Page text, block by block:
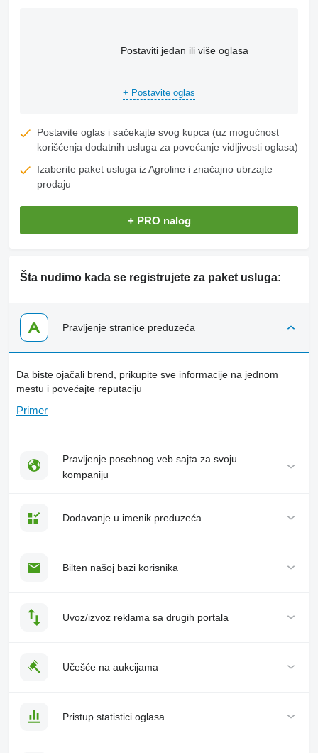
Postaviti jedan ili više oglasa
+ Postavite oglas
Postavite oglas i sačekajte svog kupca (uz mogućnost
korišćenja dodatnih usluga za povećanje vidljivosti oglasa)
Izaberite paket usluga iz Agroline i značajno ubrzajte
prodaju
+ PRO nalog
Šta nudimo kada se registrujete za paket usluga:
Pravljenje stranice preduzeća
Da biste ojačali brend, prikupite sve informacije na jednom
mestu i povećajte reputaciju
Primer
Pravljenje posebnog veb sajta za svoju
kompaniju
Dodavanje u imenik preduzeća
Bilten našoj bazi korisnika
Uvoz/izvoz reklama sa drugih portala
Učešće na aukcijama
Pristup statistici oglasa